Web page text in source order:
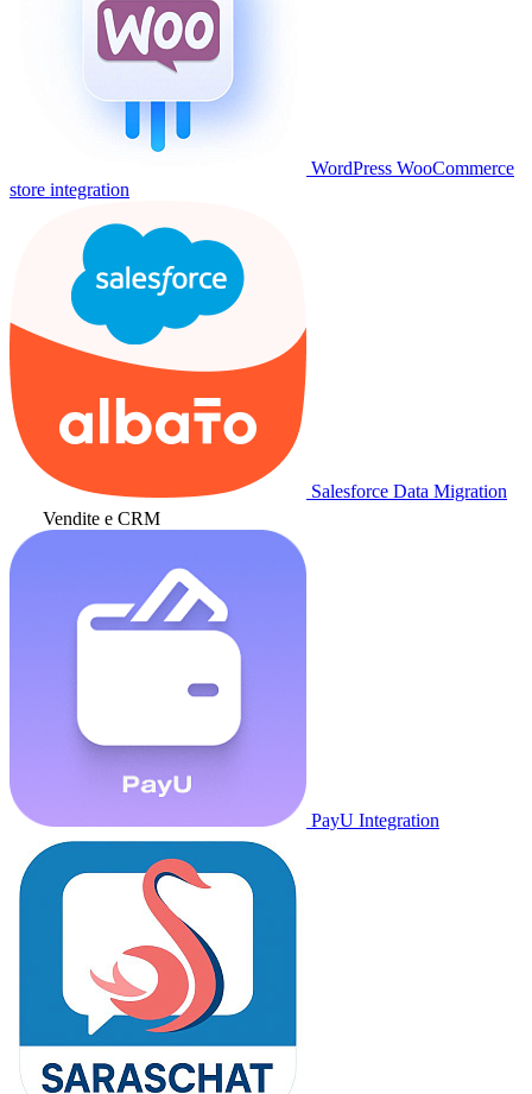
WordPress WooCommerce
store integration
Salesforce Data Migration
Vendite e CRM
PayU Integration